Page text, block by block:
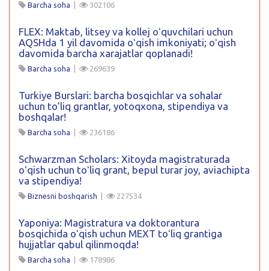
Barcha soha 302106
FLEX: Maktab, litsey va kollej oʻquvchilari uchun
AQSHda 1 yil davomida oʻqish imkoniyati; oʻqish
davomida barcha xarajatlar qoplanadi!
Barcha soha 269639
Turkiye Burslari: barcha bosqichlar va sohalar
uchun to’liq grantlar, yotoqxona, stipendiya va
boshqalar!
Barcha soha 236186
Schwarzman Scholars: Xitoyda magistraturada
oʻqish uchun toʻliq grant, bepul turar joy, aviachipta
va stipendiya!
Biznesni boshqarish 227534
Yaponiya: Magistratura va doktorantura
bosqichida oʻqish uchun MEXT toʻliq grantiga
hujjatlar qabul qilinmoqda!
Barcha soha 178986